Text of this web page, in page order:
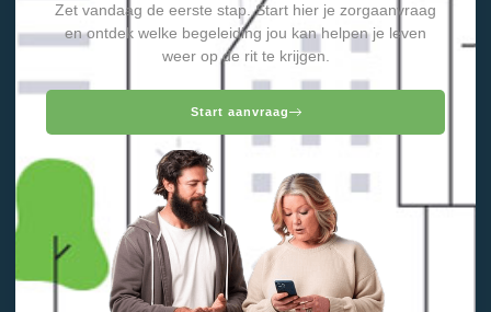
Zet vandaag de eerste stap. Start hier je zorgaanvraag
en ontdek welke begeleiding jou kan helpen je leven
weer op de rit te krijgen.
Start aanvraag